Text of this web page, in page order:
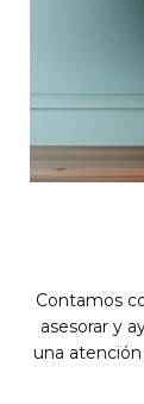
Contamos
asesorar y
una